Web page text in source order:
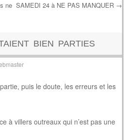
ne SAMEDI 24 à NE PAS MANQUER →
BIEN PARTIES
puis le doute, les erreurs et les
à villers outreaux qui n’est pas une